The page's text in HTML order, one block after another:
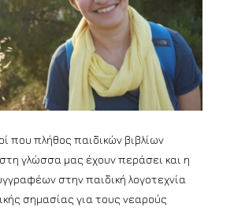
που πλήθος παιδικών βιβλίων
γλώσσα μας έχουν περάσει και η
στην παιδική λογοτεχνία
σημασίας για τους νεαρούς